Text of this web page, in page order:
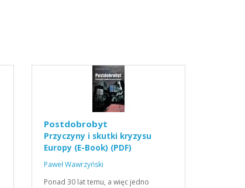
Postdobrobyt
Przyczyny i skutki kryzysu
Europy (E-Book) (PDF)
Paweł Wawrzyński
Ponad 30 lat temu, a więc jedno